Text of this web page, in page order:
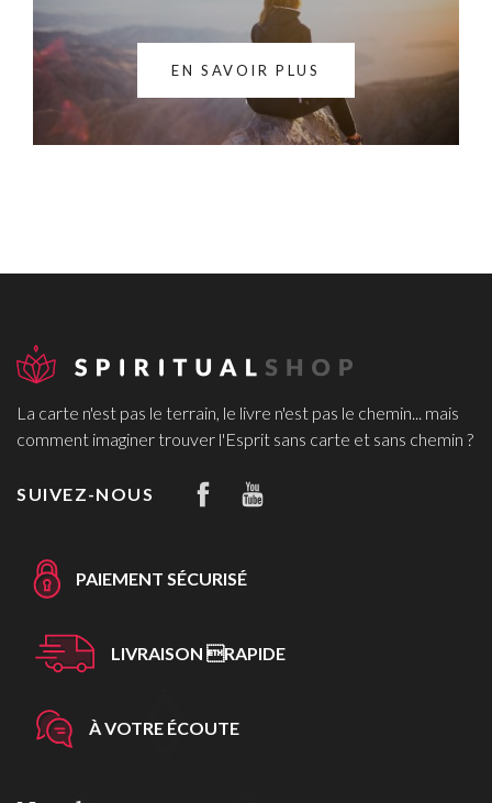
EN SAVOIR PLUS
La carte n'est pas le terrain, le livre n'est pas le chemin... mais
comment imaginer trouver l'Esprit sans carte et sans chemin ?
SUIVEZ-NOUS
PAIEMENT SÉCURISÉ
LIVRAISON RAPIDE
À VOTRE ÉCOUTE